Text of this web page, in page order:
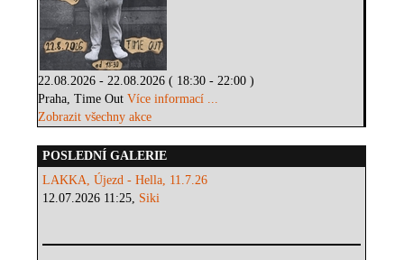
22.08.2026 - 22.08.2026 ( 18:30 - 22:00 )
Praha, Time OutVíce informací ...
Zobrazit všechny akce
POSLEDNÍ GALERIE
LAKKA, Újezd - Hella, 11.7.26
12.07.2026 11:25, Siki